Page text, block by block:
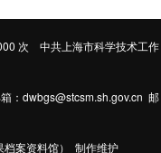
次 中共上海市科学技术工作
：dwbgs@stcsm.sh.gov.cn 邮
档案资料馆） 制作维护